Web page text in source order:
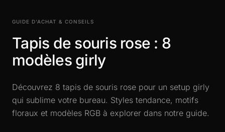
GUIDE D’ACHAT & CONSEILS
Tapis de souris rose : 8
modèles girly
Découvrez 8 tapis de souris rose pour un setup girly
qui sublime votre bureau. Styles tendance, motifs
floraux et modèles RGB à explorer dans notre guide.